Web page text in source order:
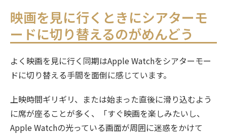
映画を見に行くときにシアターモ
ードに切り替えるのがめんどう
よく映画を見に行く同期はApple Watchをシアターモー
ドに切り替える手間を面倒に感じています。
上映時間ギリギリ、または始まった直後に滑り込むよう
に席が座ることが多く、「すぐ映画を楽しみたいし、
Apple Watchの光っている画面が周囲に迷惑をかけて